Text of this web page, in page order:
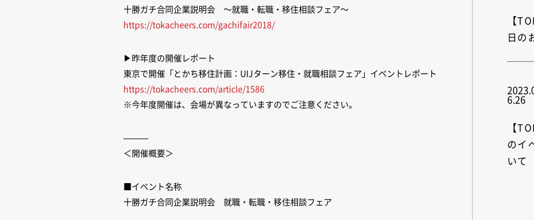
十勝ガチ合同企業説明会 ～就職・転職・移住相談フェア～
https://tokacheers.com/gachifair2018/
▶︎昨年度の開催レポート
東京で開催「とかち移住計画：UIJターン移住・就職相談フェア」イベントレポート
https://tokacheers.com/article/1586
※今年度開催は、会場が異なっていますのでご注意ください。
———
＜開催概要＞
■イベント名称
十勝ガチ合同企業説明会 就職・転職・移住相談フェア
【
日の
6.26
【
のイ
いて